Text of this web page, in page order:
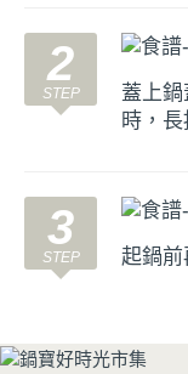
2
蓋上
時，長
3
起鍋前